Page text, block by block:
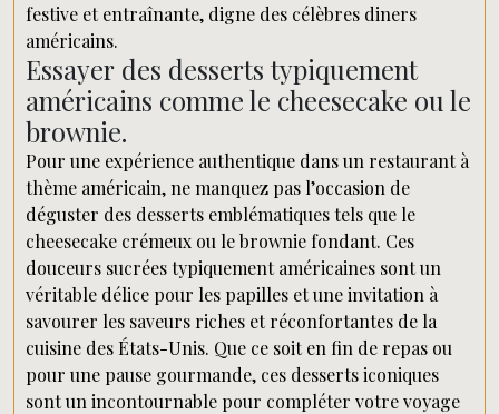
festive et entraînante, digne des célèbres diners
américains.
Essayer des desserts typiquement
américains comme le cheesecake ou le
brownie.
Pour une expérience authentique dans un restaurant à
thème américain, ne manquez pas l’occasion de
déguster des desserts emblématiques tels que le
cheesecake crémeux ou le brownie fondant. Ces
douceurs sucrées typiquement américaines sont un
véritable délice pour les papilles et une invitation à
savourer les saveurs riches et réconfortantes de la
cuisine des États-Unis. Que ce soit en fin de repas ou
pour une pause gourmande, ces desserts iconiques
sont un incontournable pour compléter votre voyage